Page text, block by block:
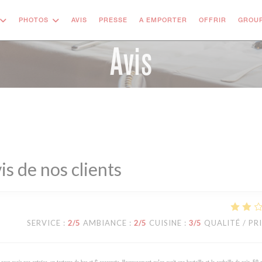
PHOTOS AVIS PRESSE A EMPORTER OFFRIR ((OUVRE
Avis
de nos clients
SERVICE : 2/5 AMBIANCE : 2/5 CUISINE : 3/5 QUALITÉ /